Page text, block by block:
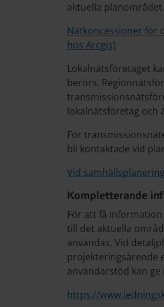
aktuella planområdet.
Nätkoncessioner för
hos Arcgis)
Lokalnätsföretaget
berörs.
lokalnätsföretag och
För
bli kontaktade vid
Vid
Kompletterande
För att få
till det aktuella
användas. Vid
projekteringsärende
användarstöd kan
https://